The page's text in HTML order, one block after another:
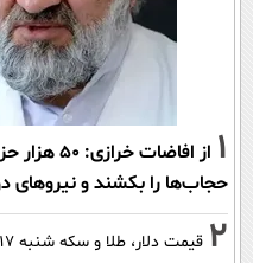
1
از افاضات
حجاب‌ها را بکشند و نیرو‌های
2 قیمت دلار، طلا و سکه شنبه ۱۷ مرداد ۱۴۰۵ (+جدول قیمت)